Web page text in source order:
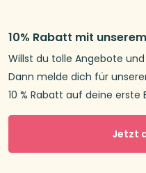
10% Rabatt mit
Willst du tolle Angebote
Dann melde dich für
10 % Rabatt auf deine erste
Jetzt